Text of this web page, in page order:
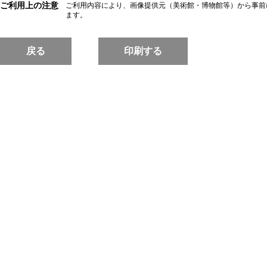
ご利用上の注意
ご利用内容により、画像提供元（美術館・博物館等）から事
ます。
戻る 印刷する